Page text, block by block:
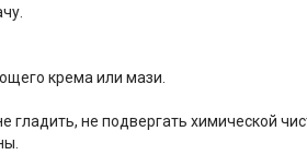
крема или мази.
не подвергать химической